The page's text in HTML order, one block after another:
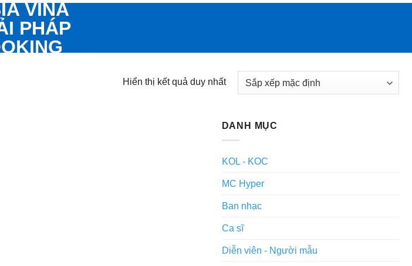
Hiển thị kết quả duy nhất
DANH MỤC
KOL - KOC
MC Hyper
Ban nhạc
Ca sĩ
Diễn viên - Người mẫu